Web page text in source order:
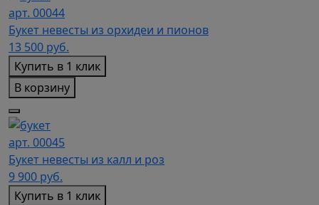
арт. 00044
Букет невесты из орхидеи и пионов
13 500 руб.
Купить в 1 клик
В корзину
арт. 00045
Букет невесты из калл и роз
9 900 руб.
Купить в 1 клик